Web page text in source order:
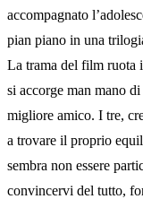
accompagnato
pian piano in una
La trama del film ruota
si accorge man mano
migliore amico. I tre,
a trovare il proprio
sembra non essere
convincervi del tutto,